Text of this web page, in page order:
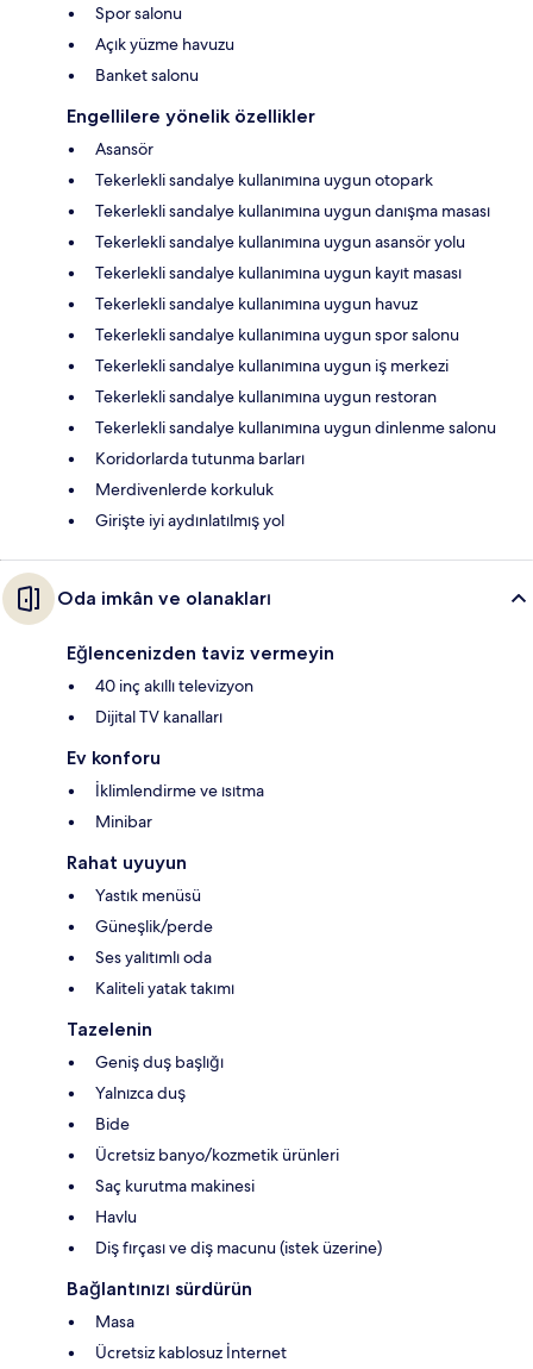
Spor salonu
Açık yüzme havuzu
Banket salonu
Engellilere yönelik özellikler
Asansör
Tekerlekli sandalye kullanımına uygun otopark
Tekerlekli sandalye kullanımına uygun danışma masası
Tekerlekli sandalye kullanımına uygun asansör yolu
Tekerlekli sandalye kullanımına uygun kayıt masası
Tekerlekli sandalye kullanımına uygun havuz
Tekerlekli sandalye kullanımına uygun spor salonu
Tekerlekli sandalye kullanımına uygun iş merkezi
Tekerlekli sandalye kullanımına uygun restoran
Tekerlekli sandalye kullanımına uygun dinlenme salonu
Koridorlarda tutunma barları
Merdivenlerde korkuluk
Girişte iyi aydınlatılmış yol
Oda imkân ve olanakları
Eğlencenizden taviz vermeyin
40 inç akıllı televizyon
Dijital TV kanalları
Ev konforu
İklimlendirme ve ısıtma
Minibar
Rahat uyuyun
Yastık menüsü
Güneşlik/perde
Ses yalıtımlı oda
Kaliteli yatak takımı
Tazelenin
Geniş duş başlığı
Yalnızca duş
Bide
Ücretsiz banyo/kozmetik ürünleri
Saç kurutma makinesi
Havlu
Diş fırçası ve diş macunu (istek üzerine)
Bağlantınızı sürdürün
Masa
Ücretsiz kablosuz İnternet